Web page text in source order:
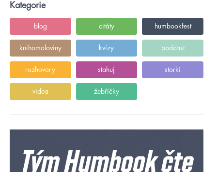
Kategorie
blog citáty humbookfest
knihomoloviny kvízy podcast
rozhovory stahuj storki
videa žebříčky